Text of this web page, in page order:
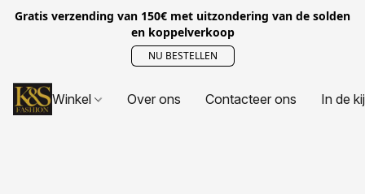
Gratis verzending van 150€ met uitzondering van de solden
en koppelverkoop
NU BESTELLEN
Winkel Over ons Contacteer ons In de